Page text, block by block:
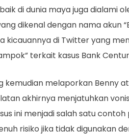
di dunia maya juga dialami
dikenal dengan nama akun
kicauannya di Twitter yang
terkait kasus Bank
kemudian melaporkan Benny
akhirnya menjatuhkan
ini menjadi salah satu
risiko jika tidak digunakan